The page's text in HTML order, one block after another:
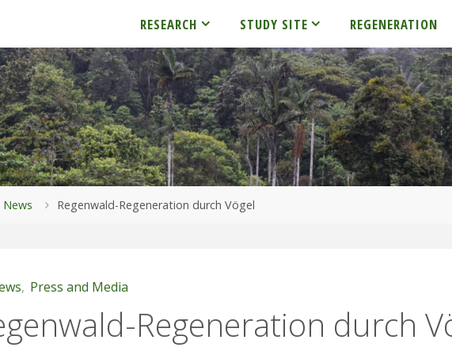
RESEARCH STUDY SITE REGENERATION
News Regenwald-Regeneration durch Vögel
, Press and Media
Regeneration durch